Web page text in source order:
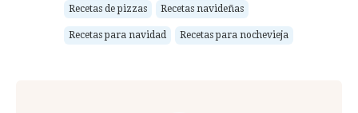
Recetas de pizzas Recetas navideñas
Recetas para navidad Recetas para nochevieja